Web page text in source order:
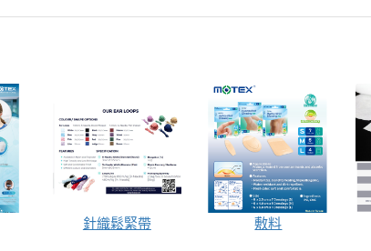
針織鬆緊帶 敷料